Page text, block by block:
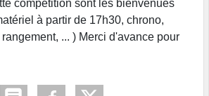
compétition sont les bienvenues
à partir de 17h30, chrono,
... ) Merci d'avance pour